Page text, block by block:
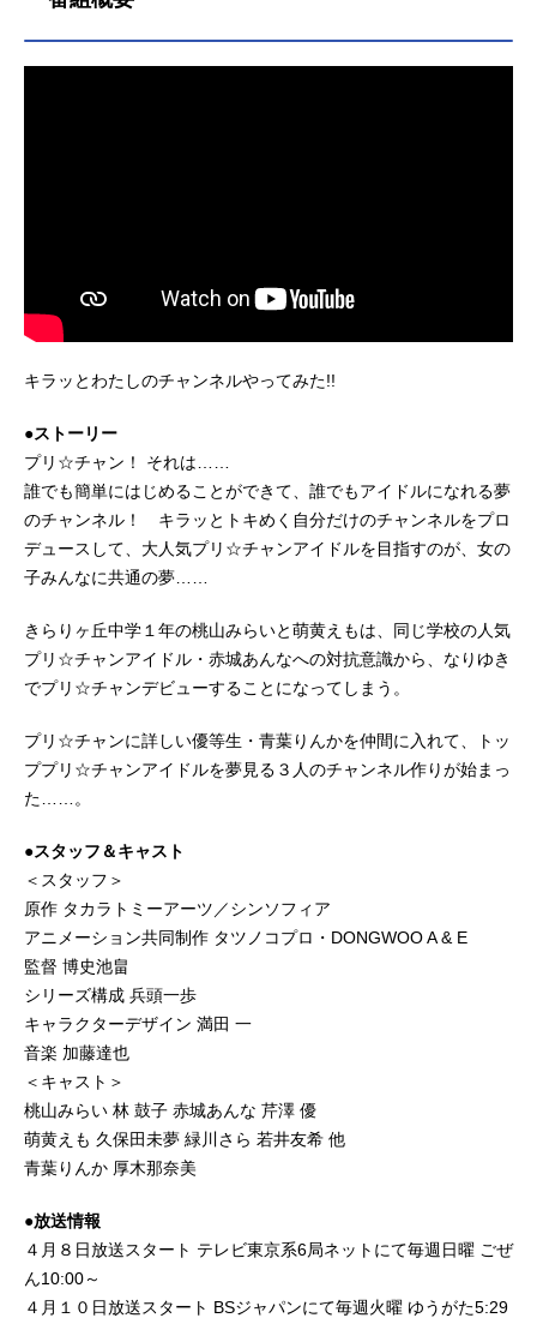
キラッとわたしのチャンネルやってみた!!
●ストーリー
プリ☆チャン！ それは……
誰でも簡単にはじめることができて、誰でもアイドルになれる夢
のチャンネル！ キラッとトキめく自分だけのチャンネルをプロ
デュースして、大人気プリ☆チャンアイドルを目指すのが、女の
子みんなに共通の夢……
きらりヶ丘中学１年の桃山みらいと萌黄えもは、同じ学校の人気
プリ☆チャンアイドル・赤城あんなへの対抗意識から、なりゆき
でプリ☆チャンデビューすることになってしまう。
プリ☆チャンに詳しい優等生・青葉りんかを仲間に入れて、トッ
ププリ☆チャンアイドルを夢見る３人のチャンネル作りが始まっ
た……。
●スタッフ＆キャスト
＜スタッフ＞
原作 タカラトミーアーツ／シンソフィア
アニメーション共同制作 タツノコプロ・DONGWOO A & E
監督 博史池畠
シリーズ構成 兵頭一歩
キャラクターデザイン 満田 一
音楽 加藤達也
＜キャスト＞
桃山みらい 林 鼓子 赤城あんな 芹澤 優
萌黄えも 久保田未夢 緑川さら 若井友希 他
青葉りんか 厚木那奈美
●放送情報
４月８日放送スタート テレビ東京系6局ネットにて毎週日曜 ごぜ
ん10:00～
４月１０日放送スタート BSジャパンにて毎週火曜 ゆうがた5:29